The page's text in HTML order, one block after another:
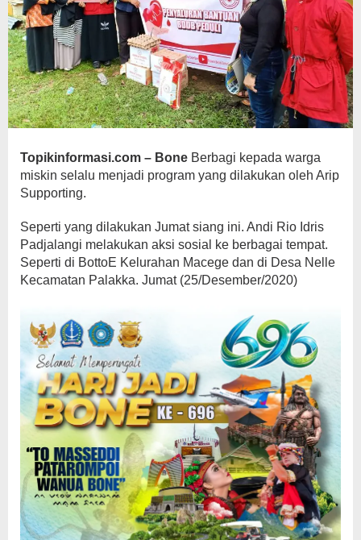
Topikinformasi.com – Bone Berbagi kepada warga
miskin selalu menjadi program yang dilakukan oleh Arip
Supporting.
Seperti yang dilakukan Jumat siang ini. Andi Rio Idris
Padjalangi melakukan aksi sosial ke berbagai tempat.
Seperti di BottoE Kelurahan Macege dan di Desa Nelle
Kecamatan Palakka. Jumat (25/Desember/2020)